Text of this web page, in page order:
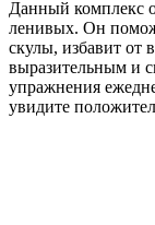
Данный комплекс
ленивых. Он
скулы, избавит от
выразительным и
упражнения
увидите